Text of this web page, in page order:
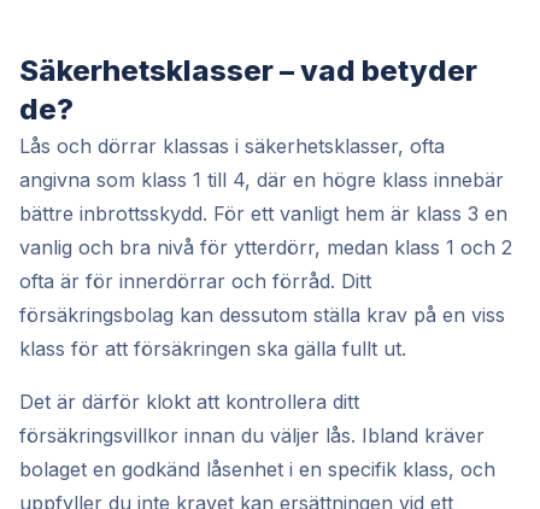
Säkerhetsklasser – vad betyder
de?
Lås och dörrar klassas i säkerhetsklasser, ofta
angivna som klass 1 till 4, där en högre klass innebär
bättre inbrottsskydd. För ett vanligt hem är klass 3 en
vanlig och bra nivå för ytterdörr, medan klass 1 och 2
ofta är för innerdörrar och förråd. Ditt
försäkringsbolag kan dessutom ställa krav på en viss
klass för att försäkringen ska gälla fullt ut.
Det är därför klokt att kontrollera ditt
försäkringsvillkor innan du väljer lås. Ibland kräver
bolaget en godkänd låsenhet i en specifik klass, och
uppfyller du inte kravet kan ersättningen vid ett